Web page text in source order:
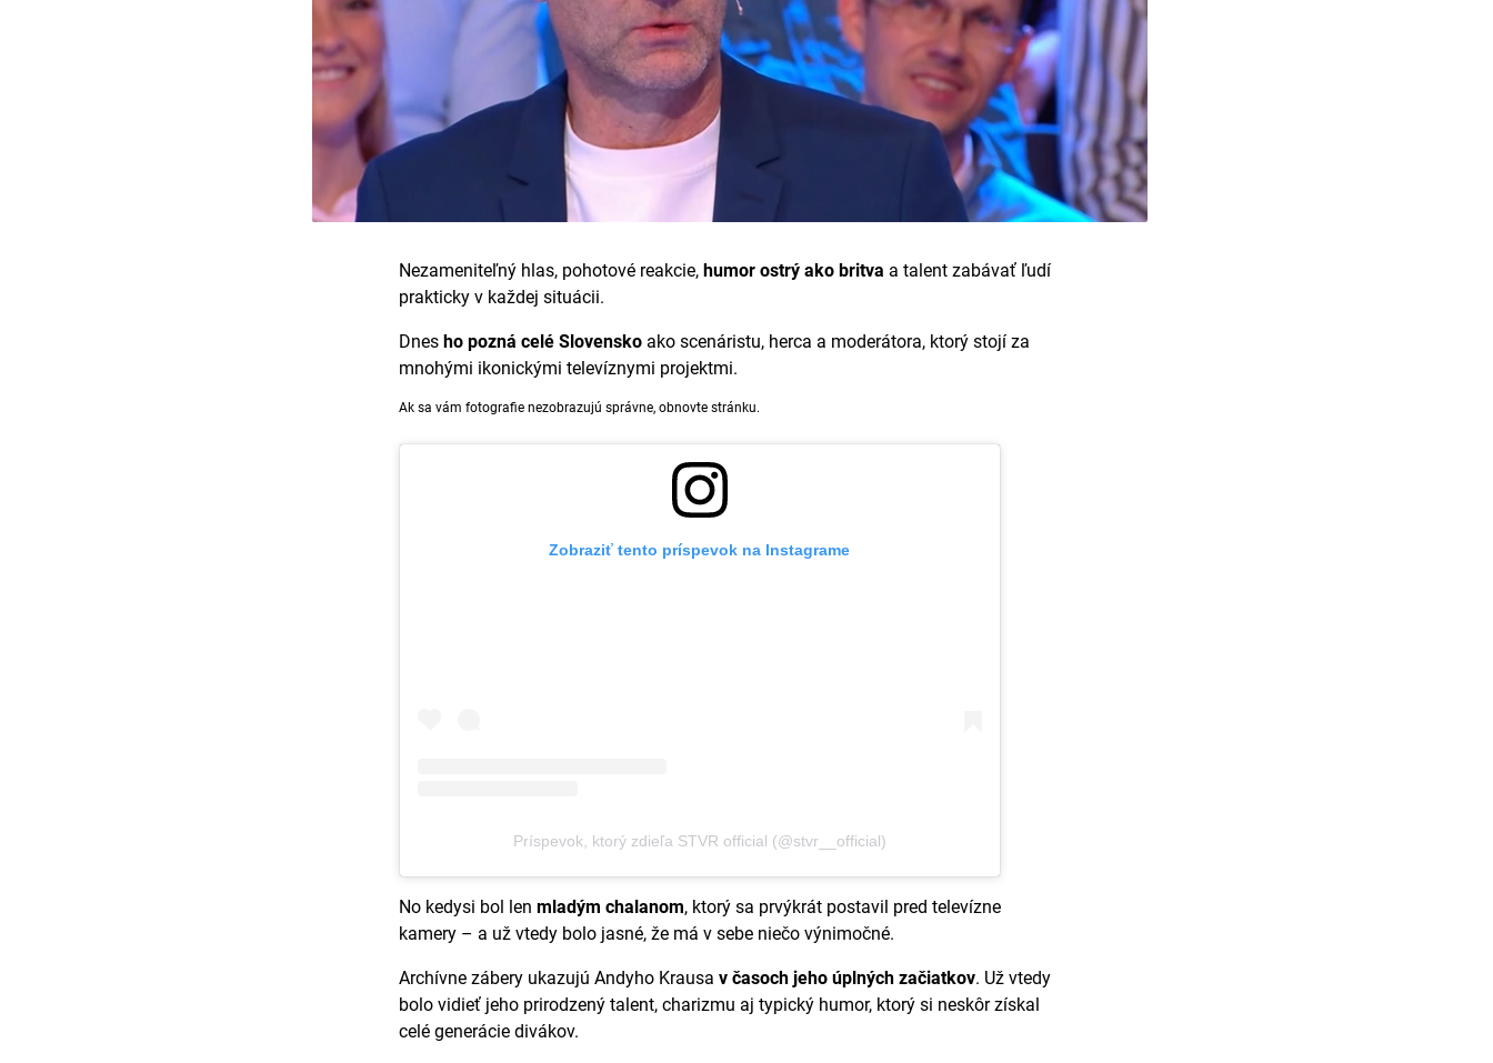
Nezameniteľný hlas, pohotové reakcie, humor ostrý ako britva a talent zabávať ľudí
prakticky v každej situácii.
Dnes ho pozná celé Slovenskoako scenáristu, herca a moderátora, ktorý stojí za
mnohými ikonickými televíznymi projektmi.
Ak sa vám fotografie nezobrazujú správne, obnovte stránku.
Zobraziť tento príspevok na Instagrame
Príspevok, ktorý zdieľa STVR official (@stvr__official)
No kedysi bol len mladým chalanom, ktorý sa prvýkrát postavil pred televízne
kamery – a už vtedy bolo jasné, že má v sebe niečo výnimočné.
Archívne zábery ukazujú Andyho Krausa v časoch jeho úplných začiatkov. Už vtedy
bolo vidieť jeho prirodzený talent, charizmu aj typický humor, ktorý si neskôr získal
celé generácie divákov.